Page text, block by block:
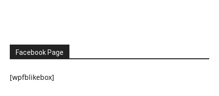
Facebook Page
[wpfblikebox]